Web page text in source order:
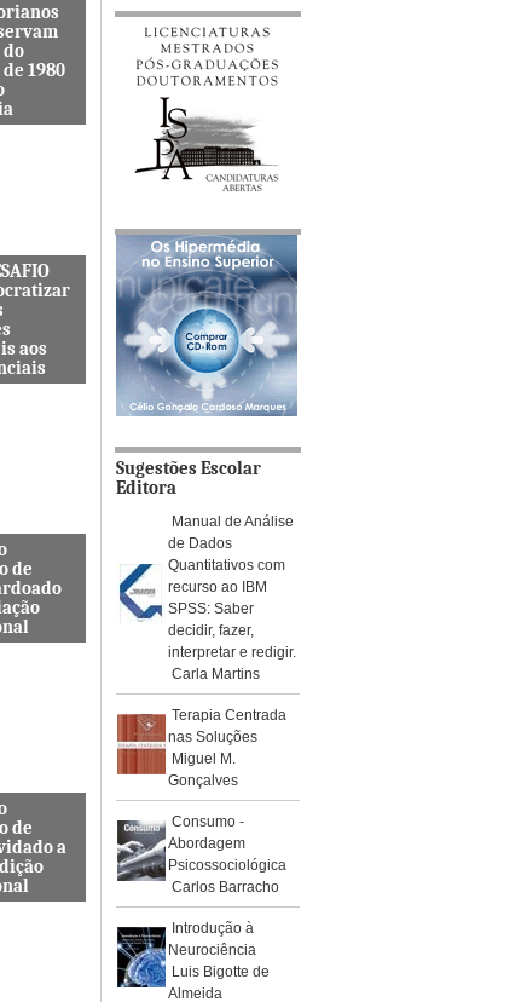
1980
aos
de
de
a
Sugestões Escolar
Editora
Manual de Análise
de Dados
Quantitativos com
recurso ao IBM
SPSS: Saber
decidir, fazer,
interpretar e redigir.
Carla Martins
Terapia Centrada
nas Soluções
Miguel M.
Gonçalves
Consumo -
Abordagem
Psicossociológica
Carlos Barracho
Introdução à
Neurociência
Luis Bigotte de
Almeida